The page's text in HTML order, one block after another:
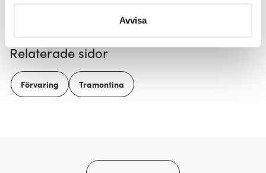
Du kan ändra eller dra tillbaka ditt samtycke när som
Vi använder cookies för att innehållet och annonserna
ska anpassas efter det som vi tror att du tycker om. Det
gör också att vi kan analysera vår trafik och göra
Avvisa
Relaterade sidor
Förvaring Tramontina